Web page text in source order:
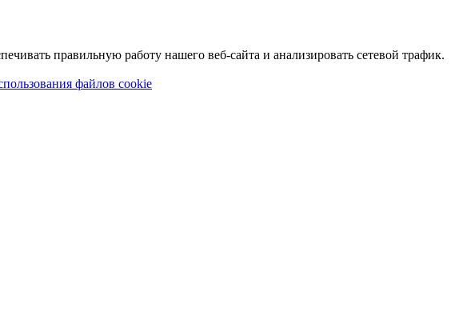
правильную работу нашего веб-сайта и анализировать сетевой трафик.
файлов cookie